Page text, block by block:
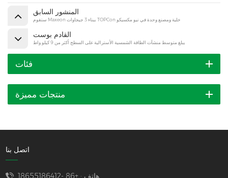
المنشور السابق
ستقوم Maxeon ببناء 3 جيجاوات TOPCon خلية ومصنع وحدة في نيو مكسيكو
القادم بوست
يبلغ متوسط منشآت الطاقة الشمسية الأسترالية على السطح أكثر من 9 كيلو واط
فئات
منتجات مميزة
اتصل بنا
هاتف :+86 -18655186412